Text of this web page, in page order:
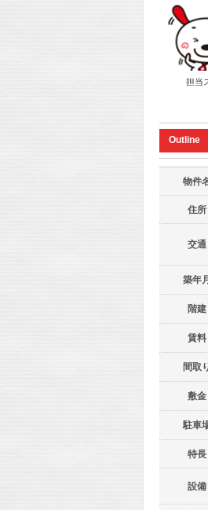
担当
Outline
物件
住所
交通
築年
階建
賃料
間取
敷金
駐車
特長
設備